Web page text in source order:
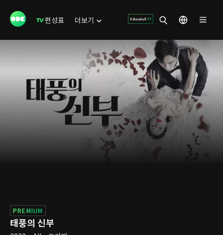
편성표 더보기
PREMIUM
태풍의 신부